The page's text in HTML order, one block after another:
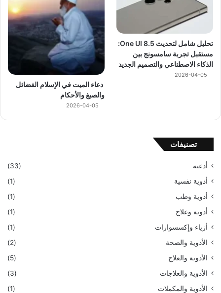
تحليل شامل لتحديث One UI 8.5:
مستقبل تجربة سامسونج بين
الذكاء الاصطناعي والتصميم الجديد
2026-04-05
دعاء الميت في الإسلام الفضائل
والصيغ والأحكام
2026-04-05
تصنيفات
أدعية
(33)
أدوية نفسية
(1)
أدوية وطب
(1)
أدوية وعلاج
(1)
أزياء وإكسسوارات
(1)
الأدوية والصحة
(2)
الأدوية والعلاج
(5)
الأدوية والعلاجات
(3)
الأدوية والمكملات
(1)